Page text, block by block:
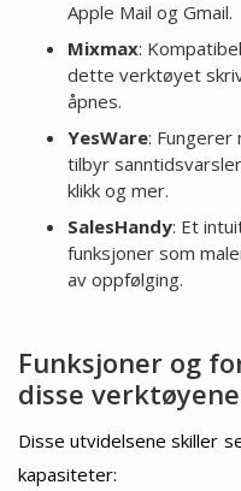
Apple Mail og Gmail.
Mixmax:
dette verktøyet
åpnes.
YesWare: Fungerer
tilbyr
klikk og mer.
SalesHandy: Et
funksjoner som
av oppfølging.
Funksjoner og
disse verktøyene
Disse utvidelsene skiller
kapasiteter: